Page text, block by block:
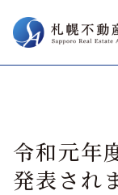
令和元年
発表され